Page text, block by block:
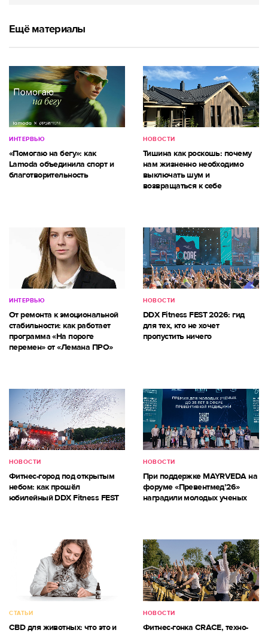
Ещё материалы
ИНТЕРВЬЮ
«Помогаю на бегу»: как
Lamoda объединила спорт и
благотворительность
НОВОСТИ
Тишина как роскошь: почему
нам жизненно необходимо
выключать шум и
возвращаться к себе
ИНТЕРВЬЮ
От ремонта к эмоциональной
стабильности: как работает
программа «На пороге
перемен» от «Лемана ПРО»
НОВОСТИ
DDX Fitness FEST 2026: гид
для тех, кто не хочет
пропустить ничего
НОВОСТИ
Фитнес-город под открытым
небом: как прошёл
юбилейный DDX Fitness FEST
НОВОСТИ
При поддержке MAYRVEDA на
форуме «Превентмед’26»
наградили молодых ученых
СТАТЬИ
CBD для животных: что это и
НОВОСТИ
Фитнес-гонка CRACE, техно-